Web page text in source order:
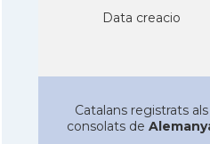
Data creacio
Catalans registrats als
consolats de